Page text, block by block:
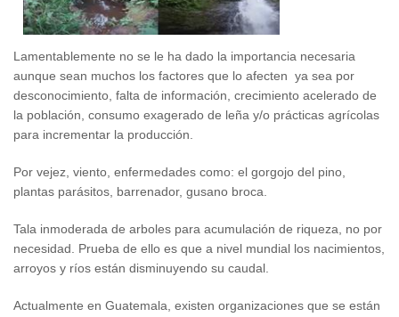
Lamentablemente no se le ha dado la importancia necesaria
aunque sean muchos los factores que lo afecten ya sea por
desconocimiento, falta de información, crecimiento acelerado de
la población, consumo exagerado de leña y/o prácticas agrícolas
para incrementar la producción.
Por vejez, viento, enfermedades como: el gorgojo del pino,
plantas parásitos, barrenador, gusano broca.
Tala inmoderada de arboles para acumulación de riqueza, no por
necesidad. Prueba de ello es que a nivel mundial los nacimientos,
arroyos y ríos están disminuyendo su caudal.
Actualmente en Guatemala, existen organizaciones que se están